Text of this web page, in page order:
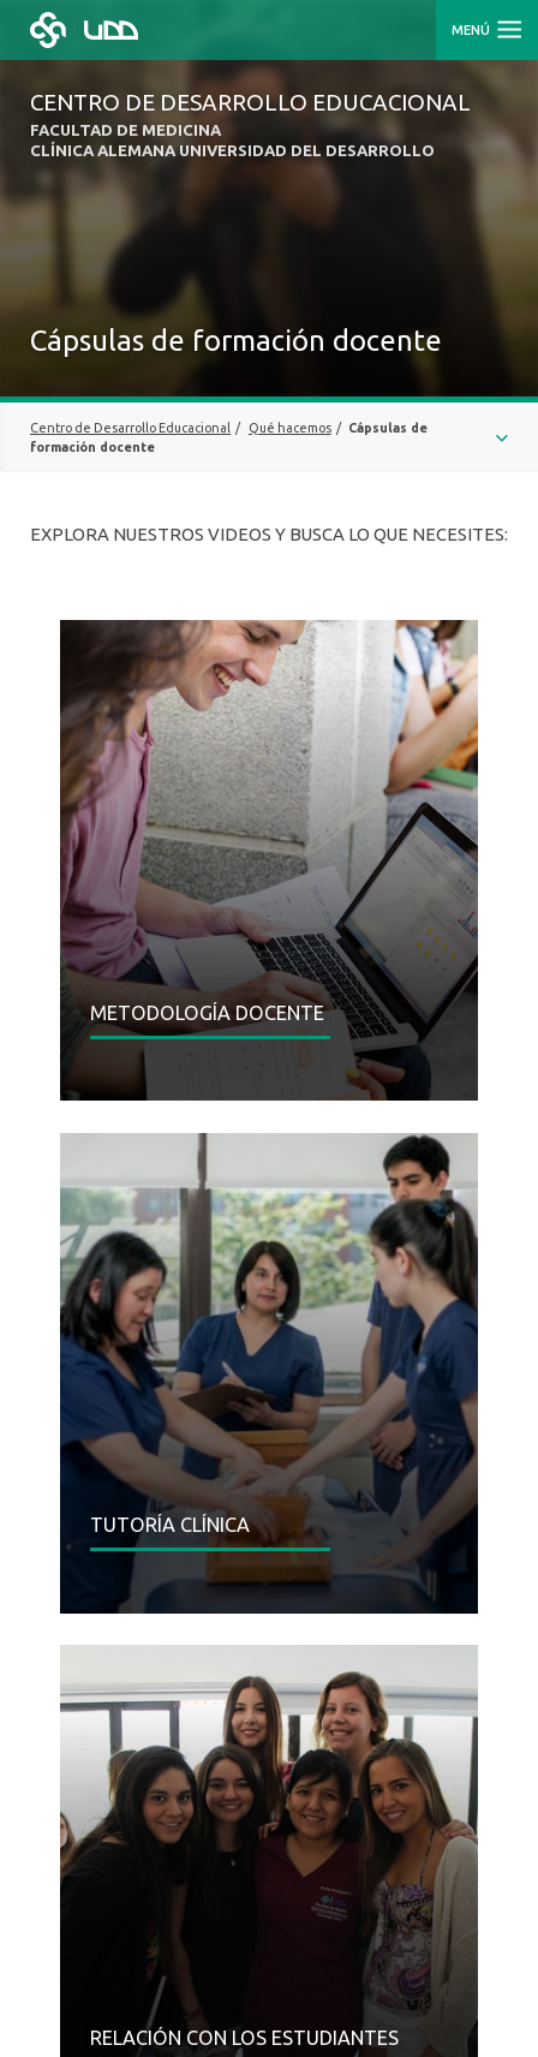
MENÚ
CENTRO DE DESARROLLO EDUCACIONAL
FACULTAD DE MEDICINA
CLÍNICA ALEMANA UNIVERSIDAD DEL DESARROLLO
Cápsulas de formación docente
Centro de Desarrollo Educacional / Qué hacemos / Cápsulas de
formación docente
CÁPSULAS DE FORMACIÓN DOCENTE
ASESORÍA EN DOCENCIA
CURSOS Y TALLERES
EXPLORA NUESTROS VIDEOS Y BUSCA LO QUE NECESITES:
METODOLOGÍA DOCENTE
TUTORÍA CLÍNICA
RELACIÓN CON LOS ESTUDIANTES